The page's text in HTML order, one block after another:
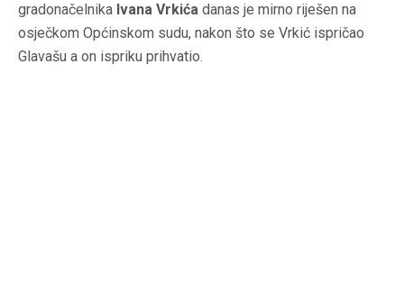
gradonačelnika Ivana Vrkića danas je mirno riješen na
osječkom Općinskom sudu, nakon što se Vrkić ispričao
Glavašu a on ispriku prihvatio.